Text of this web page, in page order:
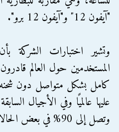
"آيفون 12″ و"آيفون 12 برو".
المستخدمين حول العالم
كامل بشكل متواصل دون شحنه،
عليها عالميًا وفي الأجيال
وتصل إلى 90% في بعض الحالات.